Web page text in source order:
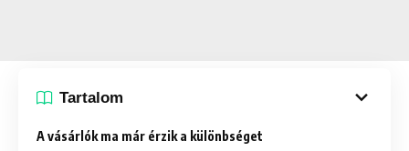
Tartalom
A vásárlók ma már érzik a különbséget